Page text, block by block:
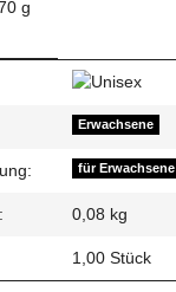
g
Erwachsene
für Erwachsene
0,08 kg
1,00 Stück